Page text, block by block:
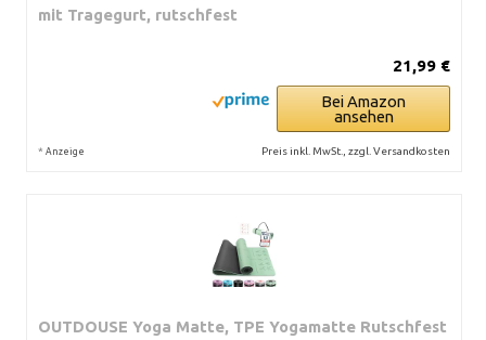
mit Tragegurt, rutschfest
21,99 €
Bei Amazon
ansehen
* Anzeige Preis inkl. MwSt., zzgl. Versandkosten
OUTDOUSE Yoga Matte, TPE Yogamatte Rutschfest